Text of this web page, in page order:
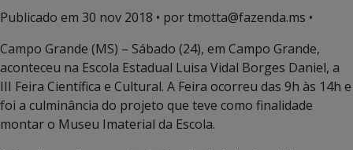
Publicado em 30 nov 2018 • por tmotta@fazenda.ms •
Campo Grande (MS) – Sábado (24), em Campo Grande,
aconteceu na Escola Estadual Luisa Vidal Borges Daniel, a
III Feira Científica e Cultural. A Feira ocorreu das 9h às 14h e
foi a culminância do projeto que teve como finalidade
montar o Museu Imaterial da Escola.